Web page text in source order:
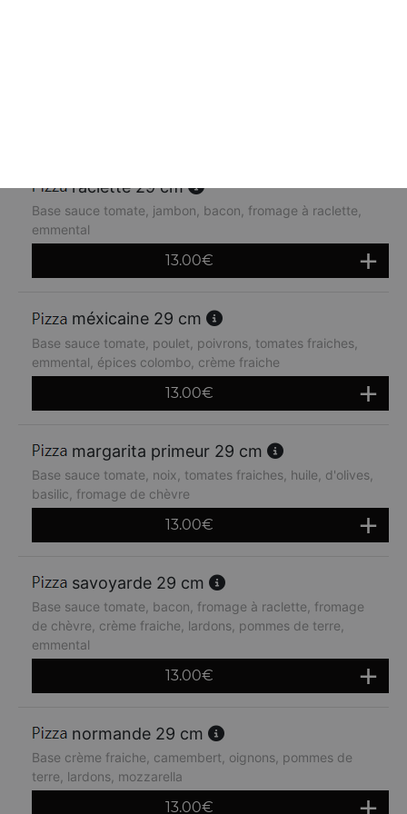
raclette 29 cm
Base sauce tomate, jambon, bacon, fromage à raclette,
emmental
13.00€
méxicaine 29 cm
Base sauce tomate, poulet, poivrons, tomates fraiches,
emmental, épices colombo, crème fraiche
13.00€
margarita primeur 29 cm
Base sauce tomate, noix, tomates fraiches, huile, d'olives,
basilic, fromage de chèvre
13.00€
savoyarde 29 cm
Base sauce tomate, bacon, fromage à raclette, fromage
de chèvre, crème fraiche, lardons, pommes de terre,
emmental
13.00€
normande 29 cm
Base crème fraiche, camembert, oignons, pommes de
terre, lardons, mozzarella
13.00€